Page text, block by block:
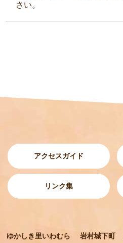
さい。
アクセスガイド
リンク集
ゆかしき里いわむら 岩村城下町